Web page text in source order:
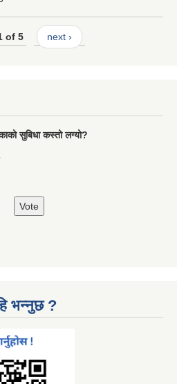
of 5 next ›
सुबिधा कस्तो लग्यो?
भन्नुछ ?